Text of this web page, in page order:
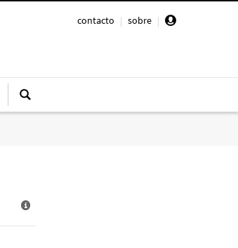
contacto | sobre |